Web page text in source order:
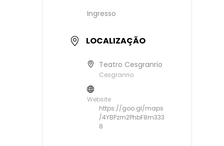
Ingresso
LOCALIZAÇÃO
Teatro Cesgranrio
Cesgranrio
Website
https://goo.gl/maps
/4YBPzm2PhbF8m333
8